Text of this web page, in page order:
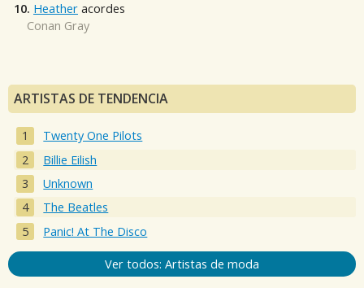
10. Heather acordes
Conan Gray
ARTISTAS DE TENDENCIA
Twenty One Pilots
Billie Eilish
Unknown
The Beatles
Panic! At The Disco
Ver todos: Artistas de moda